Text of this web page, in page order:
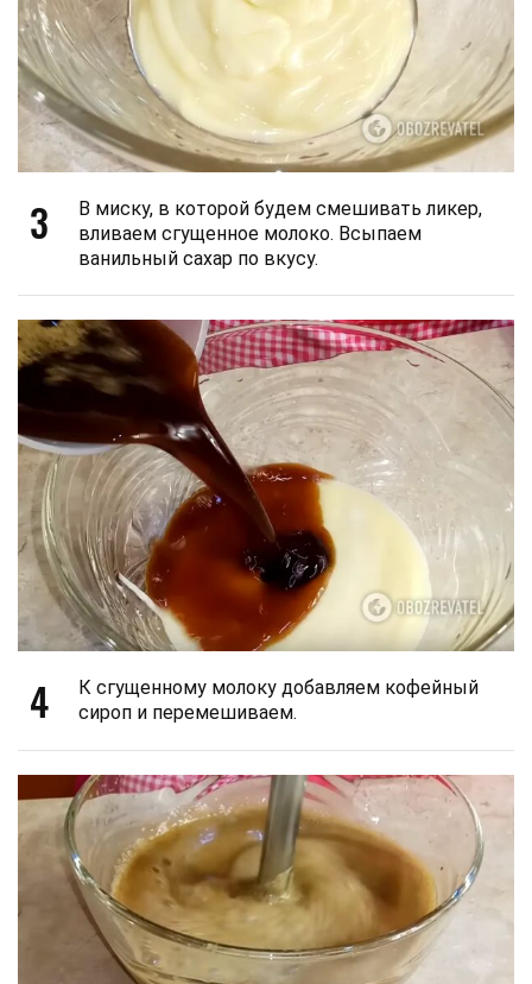
3
В миску, в которой будем смешивать ликер,
вливаем сгущенное молоко. Всыпаем
ванильный сахар по вкусу.
4
К сгущенному молоку добавляем кофейный
сироп и перемешиваем.